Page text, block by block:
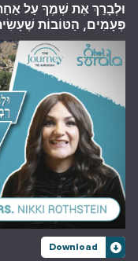
וּלְבָרֵךְ אֶת שְׁמֶךָ עַל
פְּעָמִים, הַטּוֹבוֹת
Download